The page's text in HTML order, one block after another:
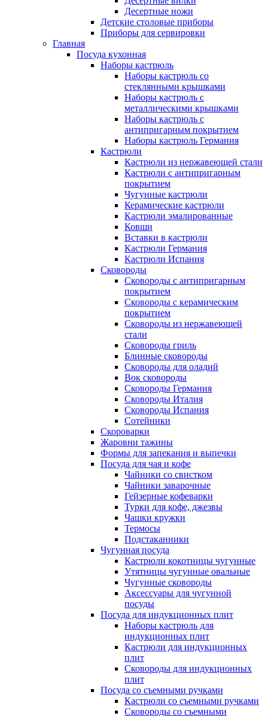
Десертные ножи
Детские столовые приборы
Приборы для сервировки
Главная
Посуда кухонная
Наборы кастрюль
Наборы кастрюль со
стеклянными крышками
Наборы кастрюль с
металлическими крышками
Наборы кастрюль с
антипригарным покрытием
Наборы кастрюль Германия
Кастрюли
Кастрюли из нержавеющей стали
Кастрюли с антипригарным
покрытием
Чугунные кастрюли
Керамические кастрюли
Кастрюли эмалированные
Ковши
Вставки в кастрюли
Кастрюли Германия
Кастрюли Испания
Сковороды
Сковороды с антипригарным
покрытием
Сковороды с керамическим
покрытием
Сковороды из нержавеющей
стали
Сковороды гриль
Блинные сковороды
Сковороды для оладий
Вок сковороды
Сковороды Германия
Сковороды Италия
Сковороды Испания
Сотейники
Скороварки
Жаровни тажины
Формы для запекания и выпечки
Посуда для чая и кофе
Чайники со свистком
Чайники заварочные
Гейзерные кофеварки
Турки для кофе, джезвы
Чашки кружки
Термосы
Подстаканники
Чугунная посуда
Кастрюли кокотницы чугунные
Утятницы чугунные овальные
Чугунные сковороды
Аксессуары для чугунной
посуды
Посуда для индукционных плит
Наборы кастрюль для
индукционных плит
Кастрюли для индукционных
плит
Сковороды для индукционных
плит
Посуда со съемными ручками
Кастрюли со съемными ручками
Сковороды со съемными